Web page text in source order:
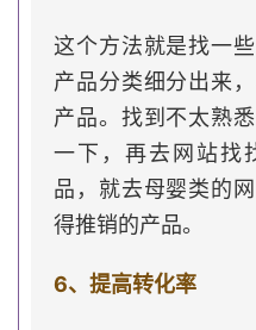
这个方法就是找一
产品分类细分出来
产品。找到不太熟
一下，再去网站找
品，就去母婴类的
得推销的产品。
6、提高转化率